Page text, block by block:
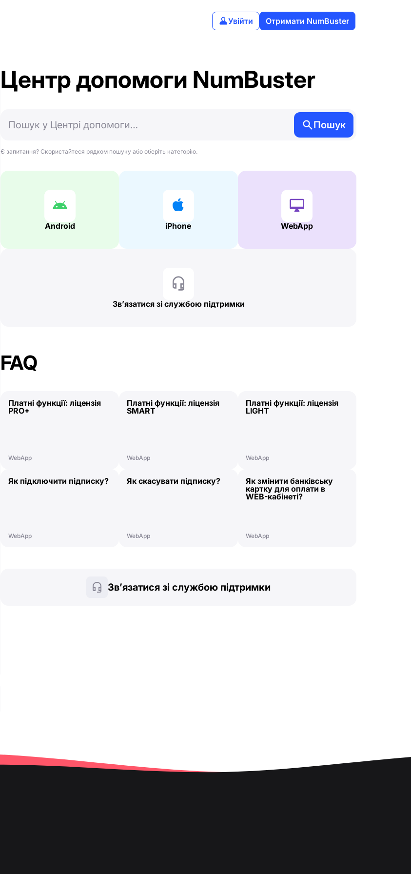
Увійти Отримати NumBuster
Центр допомоги NumBuster
Пошук
Є запитання? Скористайтеся рядком пошуку або оберіть категорію.
Android iPhone WebApp
Зв’язатися зі службою підтримки
FAQ
Платні функції: ліцензія
PRO+
WebApp
Платні функції: ліцензія
SMART
WebApp
Платні функції: ліцензія
LIGHT
WebApp
Як підключити підписку?
WebApp
Як скасувати підписку?
WebApp
Як змінити банківську
картку для оплати в
WEB-кабінеті?
WebApp
Зв’язатися зі службою підтримки